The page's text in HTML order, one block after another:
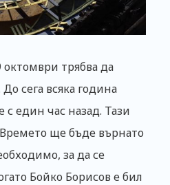
трябва да
сега всяка година
един час назад. Тази
ще бъде върнато
за да се
Бойко Борисов е бил